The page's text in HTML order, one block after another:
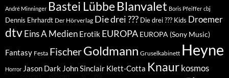
André Minninger Bastei Lübbe Blanvalet Boris Pfeiffer cbj
Dennis Ehrhardt Der Hörverlag Die drei ??? Die drei ??? Kids Droemer
dtvEins A Medien Erotik EUROPA EUROPA (Sony Music)
Fantasy Festa FischerGoldmann Gruselkabinett Heyne
Horror Jason Dark John Sinclair Klett-Cotta Knaur kosmos